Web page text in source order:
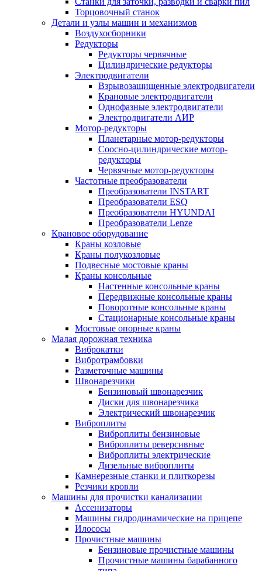
Торцовочный станок
Детали и узлы машин и механизмов
Воздухосборники
Редукторы
Редукторы червячные
Цилиндрические редукторы
Электродвигатели
Взрывозащищенные электродвигатели
Крановые электродвигатели
Однофазные электродвигатели
Электродвигатели АИР
Мотор-редукторы
Планетарные мотор-редукторы
Соосно-цилиндрические мотор-
редукторы
Червячные мотор-редукторы
Частотные преобразователи
Преобразователи INSTART
Преобразователи ESQ
Преобразователи HYUNDAI
Преобразователи Lenze
Крановое оборудование
Краны козловые
Краны полукозловые
Подвесные мостовые краны
Краны консольные
Настенные консольные краны
Передвижные консольные краны
Поворотные консольные краны
Стационарные консольные краны
Мостовые опорные краны
Малая дорожная техника
Виброкатки
Вибротрамбовки
Разметочные машины
Швонарезчики
Бензиновый швонарезчик
Диски для швонарезчика
Электрический швонарезчик
Виброплиты
Виброплиты бензиновые
Виброплиты реверсивные
Виброплиты электрические
Дизельные виброплиты
Камнерезные станки и плиткорезы
Резчики кровли
Машины для прочистки канализации
Ассенизаторы
Машины гидродинамические на прицепе
Илососы
Прочистные машины
Бензиновые прочистные машины
Прочистные машины барабанного